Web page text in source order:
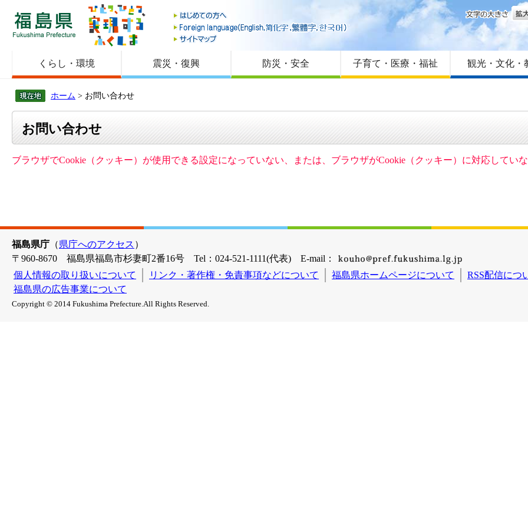
福島県
はじめての方へ
Foreign language
サイトマップ
文字
くらし・環境 震災・復興 防災・安全 子育て・医療・福祉 観光・文化・
ホーム > お問い合わせ
お問い合わせ
ブラウザでCookie（クッキー）が使用できる設定になっていない、または、ブラウザがCookie（クッキー）に対応してい
福島県庁 （県庁へのアクセス ）
〒960-8670 福島県福島市杉妻町2番16号 Tel：024-521-1111(代表) E-mail：
個人情報の取り扱いについて
リンク・著作権・免責事項などについて 福島県ホームページについて
RSS配信につ
福島県の広告事業について
Copyright © 2014 Fukushima Prefecture.All Rights Reserved.